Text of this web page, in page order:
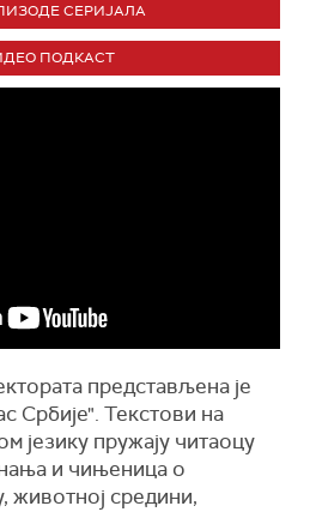
СЕРИЈАЛА
ПОДКАСТ
представљена је
Србије". Текстови на
језику пружају читаоцу
и чињеница о
животној средини,